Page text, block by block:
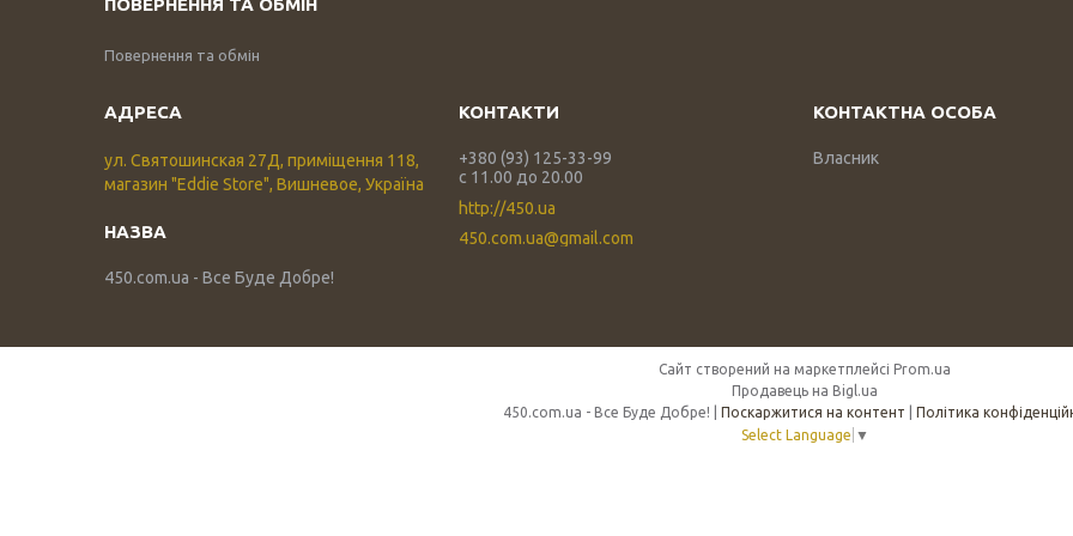
Повернення та обмін
ул. Святошинская 27Д, приміщення 118,
магазин "Eddie Store", Вишневое, Україна
450.com.ua - Все Буде Добре!
+380 (93) 125-33-99
с 11.00 до 20.00
http://450.ua
450.com.ua@gmail.com
Власник
Сайт створений на маркетплейсі Prom.ua
Продавець на Bigl.ua
Поскаржитися на контент
Політика
Select Language ▼